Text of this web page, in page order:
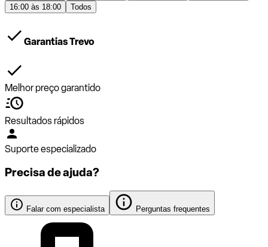
16:00 às 18:00
Todos
Garantias Trevo
Melhor preço garantido
Resultados rápidos
Suporte especializado
Precisa de ajuda?
Falar com especialista Perguntas frequentes